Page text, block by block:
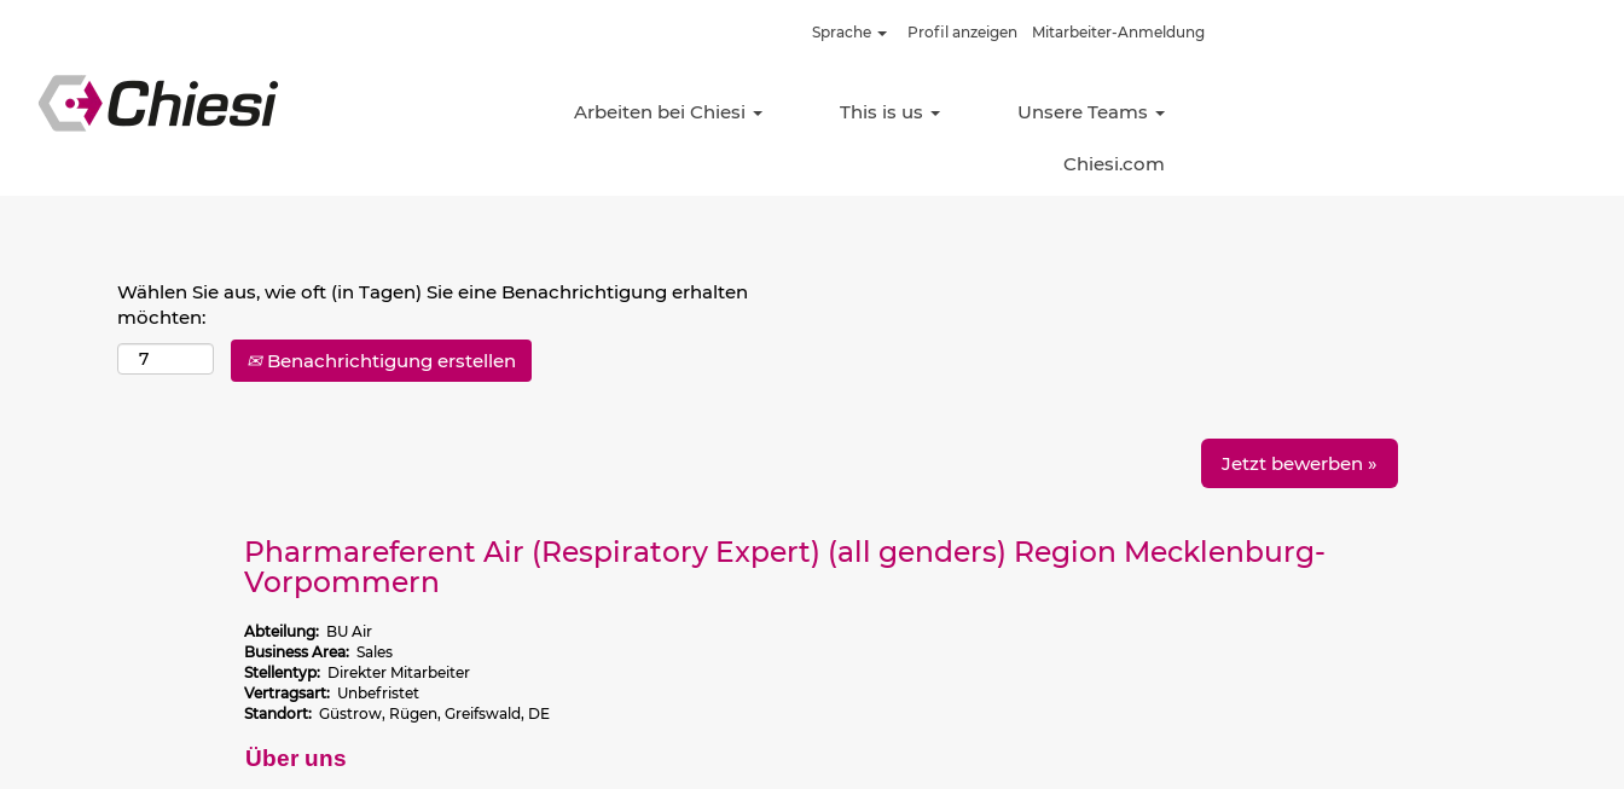
Sprache Profil anzeigen Mitarbeiter-Anmeldung
Arbeiten bei Chiesi This is us Unsere Teams
Chiesi.com
Nach Standort suchen
Wählen Sie aus, wie oft (in Tagen) Sie eine Benachrichtigung erhalten
möchten:
Benachrichtigung erstellen
Jetzt bewerben »
Pharmareferent Air (Respiratory Expert) (all genders) Region Mecklenburg-
Vorpommern
Abteilung: BU Air
Business Area: Sales
Stellentyp: Direkter Mitarbeiter
Vertragsart: Unbefristet
Standort: Güstrow, Rügen, Greifswald, DE
Über uns